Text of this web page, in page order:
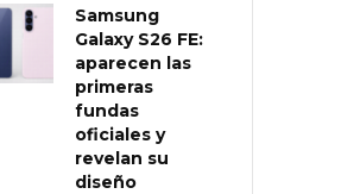
Samsung
Galaxy S26 FE:
aparecen las
primeras
fundas
oficiales y
revelan su
diseño